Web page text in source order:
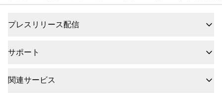
プレスリリース配信
サポート
関連サービス